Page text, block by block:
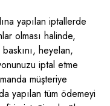
yapılan iptallerde
olması halinde,
heyelan,
iptal etme
müşteriye
yapılan tüm ödemeyi